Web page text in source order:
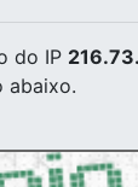
do IP
abaixo.